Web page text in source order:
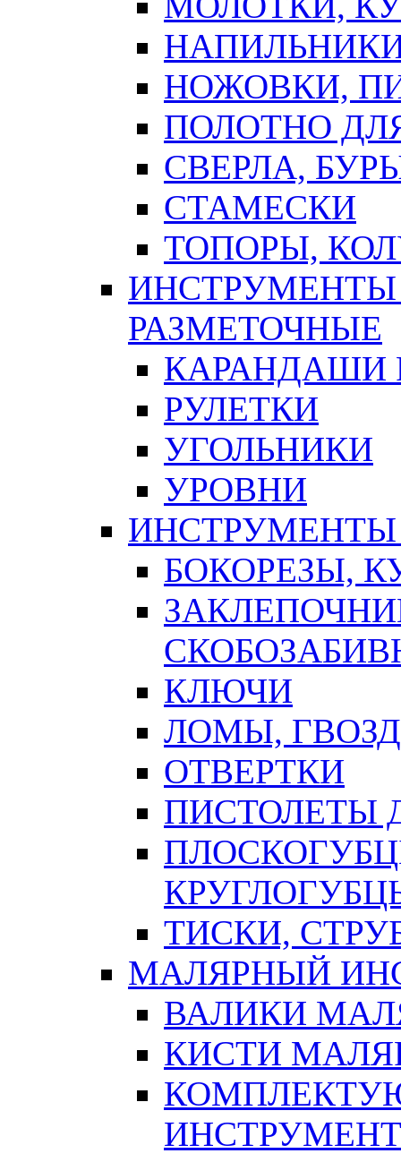
НОЖОВКИ,
ПОЛОТНО
СВЕРЛА,
СТАМЕСКИ
ТОПОРЫ,
ИНСТРУМЕНТЫ
РАЗМЕТОЧНЫЕ
КАРАНДАШИ
РУЛЕТКИ
УГОЛЬНИКИ
УРОВНИ
БОКОРЕЗЫ,
КЛЮЧИ
ЛОМЫ,
ОТВЕРТКИ
ПИСТОЛЕТЫ
ТИСКИ,
МАЛЯРНЫЙ
ВАЛИКИ
КИСТИ